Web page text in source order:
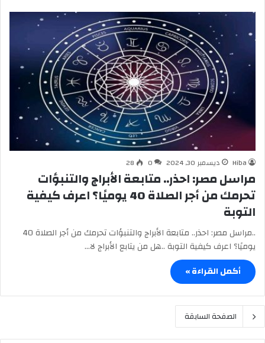
Hiba ديسمبر 30, 2024 0
28
مراسل مصر: احذر.. متابعة الأبراج والتنبؤات
تحرمك من أجر الصلاة 40 يوميًا؟ اعرف كيفية
التوبة
..مراسل مصر: احذر.. متابعة الأبراج والتنبؤات تحرمك من أجر الصلاة 40
يوميًا؟ اعرف كيفية التوبة ..هل من يتابع الأبراج لا…
أكمل القراءة »
الصفحة السابقة